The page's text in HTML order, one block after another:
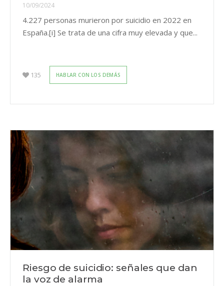
10/09/2024
4.227 personas murieron por suicidio en 2022 en
España.[i] Se trata de una cifra muy elevada y que...
135 HABLAR CON LOS DEMÁS
Riesgo de suicidio: señales que dan
la voz de alarma